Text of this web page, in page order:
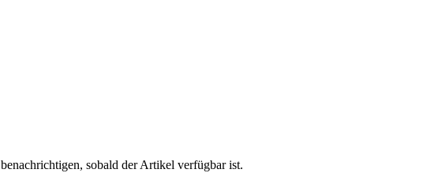
sobald der Artikel verfügbar ist.